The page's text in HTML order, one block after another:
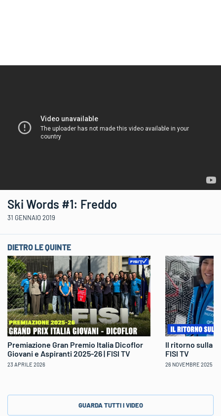
Ski Words #1: Freddo
31 GENNAIO 2019
DIETRO LE QUINTE
Premiazione Gran Premio Italia Dicoflor
Giovani e Aspiranti 2025-26 | FISI TV
23 APRILE 2026
Il ritorno sulla
FISI TV
26 NOVEMBRE 2025
GUARDA TUTTI I VIDEO